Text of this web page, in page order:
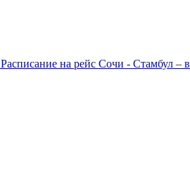
Расписание на рейс Сочи - Стамбул –